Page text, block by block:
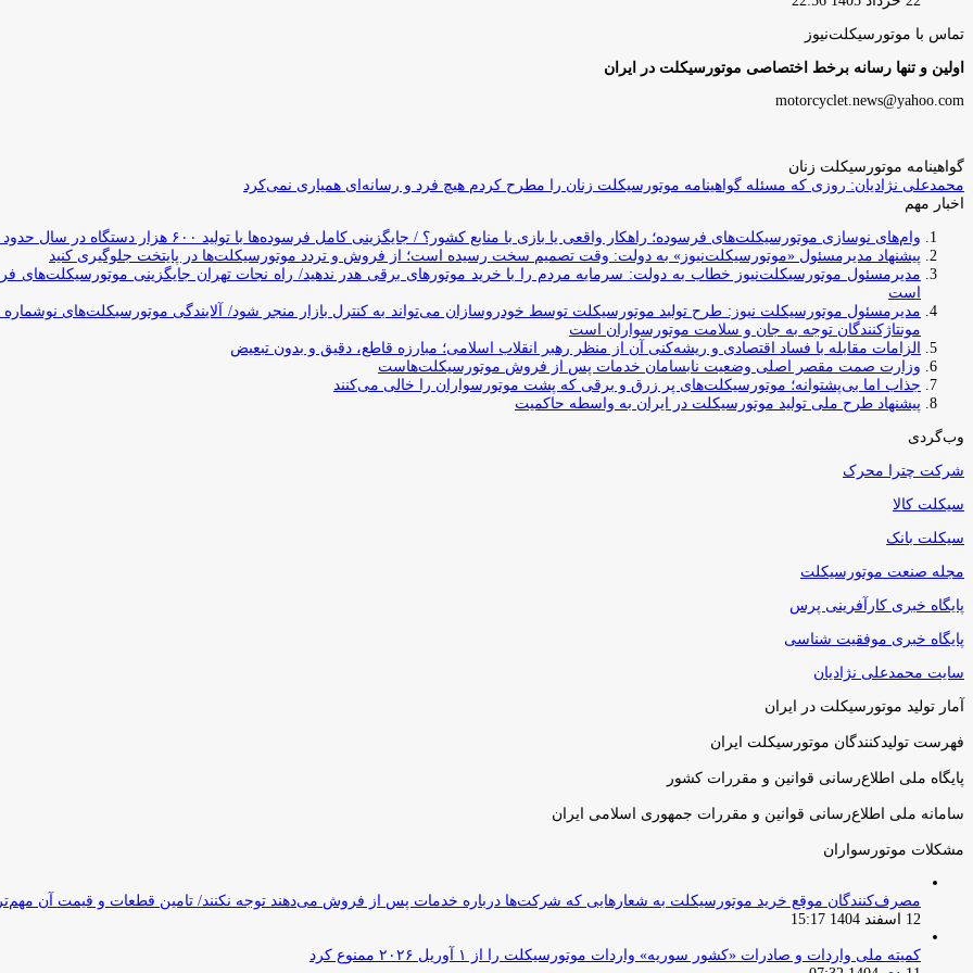
تماس با موتورسیکلت‌نیوز
اولین و تنها رسانه برخط اختصاصی موتورسیکلت در ایران
motorcyclet.news@yahoo.com
گواهینامه موتورسیکلت زنان
محمدعلی نژادیان: روزی که مسئله گواهینامه موتورسیکلت زنان را مطرح کردم هیچ فرد و رسانه‌ای همیاری نمی‌کرد
اخبار مهم
وام‌های نوسازی موتورسیکلت‌های فرسوده؛ راهکار واقعی یا بازی با منابع کشور؟ / جایگزینی کامل فرسوده‌ها با تولید ۶۰۰ هزار دستگاه در سال حدود ۱۹ سال طول می‌کشد
پیشنهاد مدیرمسئول «موتورسیکلت‌نیوز» به دولت: وقت تصمیم سخت رسیده است؛ از فروش و تردد موتورسیکلت‌ها در پایتخت جلوگیری کنید
مدیرمسئول موتورسیکلت‌نیوز خطاب به دولت: سرمایه مردم را با خرید موتورهای برقی هدر ندهید/ راه نجات تهران جایگزینی موتورسیکلت‌های
است
مدیرمسئول موتورسیکلت نیوز: طرح تولید موتورسیکلت توسط خودروسازان می‌تواند به کنترل بازار منجر شود/ آلایندگی موتورسیکلت‌های
مونتاژکنندگان توجه به جان و سلامت موتورسواران است
الزامات مقابله با فساد اقتصادی و ریشه‌کنی آن از منظر رهبر انقلاب اسلامی؛ مبارزه قاطع، دقیق و بدون تبعیض
وزارت صمت مقصر اصلی وضعیت نابسامان خدمات پس از فروش موتورسیکلت‌هاست
جذاب اما بی‌پشتوانه؛ موتورسیکلت‌های پر زرق‌ و برقی که پشت موتورسواران را خالی می‌کنند
پیشنهاد طرح ملی تولید موتورسیکلت در ایران به واسطه حاکمیت
وب‌گردی
شرکت چترا محرک
سیکلت کالا
سیکلت بانک
مجله صنعت موتورسیکلت
پایگاه خبری کارآفرینی پرس
پایگاه خبری موفقیت شناسی
سایت محمدعلی نژادیان
آمار تولید موتورسیکلت در ایران
فهرست تولیدکنندگان موتورسیکلت ایران
پایگاه ملی اطلاع‌رسانی قوانین و مقررات کشور
سامانه ملی اطلاع‌رسانی قوانین و مقررات جمهوری اسلامی ایران
مشکلات موتورسواران
مصرف‌کنندگان موقع خرید موتورسیکلت به شعارهایی که شرکت‌ها درباره خدمات پس از فروش می‌دهند توجه نکنند/ تامین قطعات و قیمت آن
12 اسفند 1404 15:17
کمیته ملی واردات و صادرات «کشور سوریه» واردات موتورسیکلت را از ۱ آوریل ۲۰۲۶ ممنوع کرد